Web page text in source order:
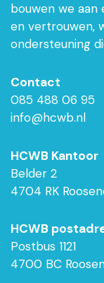
bouwen we
en vertrouwen,
ondersteuning
Contact
085 488 06 95
info@hcwb.nl
HCWB Kantoor
Belder 2
4704 RK
HCWB
Postbus 1121
4700 BC